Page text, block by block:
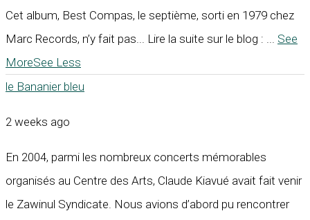
Cet album, Best Compas, le septième, sorti en 1979 chez
Marc Records, n’y fait pas... Lire la suite sur le blog : ... See
MoreSee Less
le Bananier bleu
2 weeks ago
En 2004, parmi les nombreux concerts mémorables
organisés au Centre des Arts, Claude Kiavué avait fait venir
le Zawinul Syndicate. Nous avions d’abord pu rencontrer